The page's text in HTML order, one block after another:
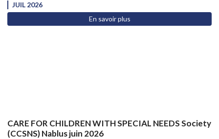
JUIL 2026
En savoir plus
CARE FOR CHILDREN WITH SPECIAL NEEDS Society
(CCSNS) Nablus juin 2026